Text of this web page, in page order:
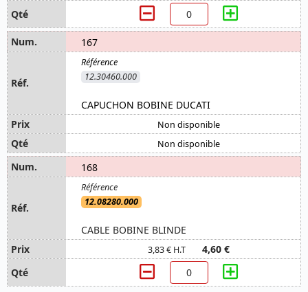
167
12.30460.000
CAPUCHON BOBINE DUCATI
Non disponible
Non disponible
168
12.08280.000
CABLE BOBINE BLINDE
3,83 € H.T 4,60 €